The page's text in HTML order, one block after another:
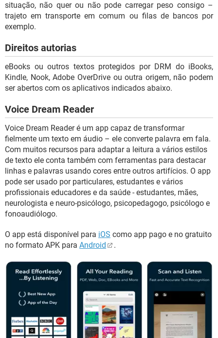
situação, não quer ou não pode carregar peso consigo –
trajeto em transporte em comum ou filas de bancos por
exemplo.
Direitos autorias
eBooks ou outros textos protegidos por DRM do iBooks,
Kindle, Nook, Adobe OverDrive ou outra origem, não podem
ser abertos com os aplicativos indicados abaixo.
Voice Dream Reader
Voice Dream Reader é um app capaz de transformar
fielmente um texto em áudio – ele converte palavra em fala.
Com muitos recursos para adaptar a leitura a vários estilos
de texto ele conta também com ferramentas para destacar
linhas e palavras usando cores entre outros artifícios. O app
pode ser usado por particulares, estudantes e vários
profissionais educadores e da saúde - estudantes, mães,
neurologista e neuro-psicólogo, psicopedagogo, psicólogo e
fonoaudiólogo.
O app está disponível para iOS como app pago e no gratuito
no formato APK para Android .